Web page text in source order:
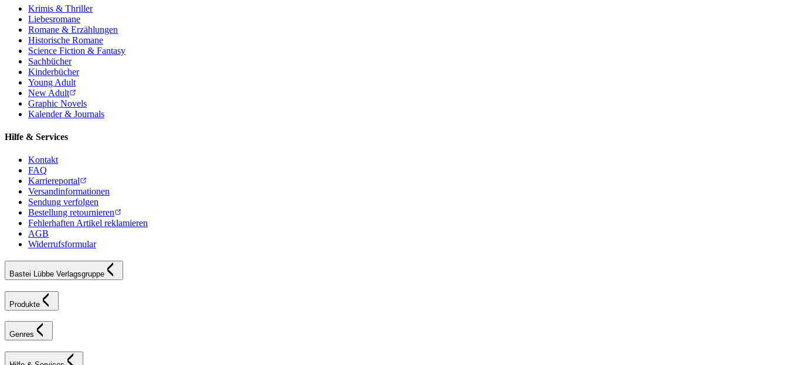
Krimis & Thriller
Liebesromane
Romane & Erzählungen
Historische Romane
Science Fiction & Fantasy
Sachbücher
Kinderbücher
Young Adult
New Adult
Graphic Novels
Kalender & Journals
Hilfe & Services
Kontakt
FAQ
Karriereportal
Versandinformationen
Sendung verfolgen
Bestellung retournieren
Fehlerhaften Artikel reklamieren
AGB
Widerrufsformular
Bastei Lübbe Verlagsgruppe
Produkte
Genres